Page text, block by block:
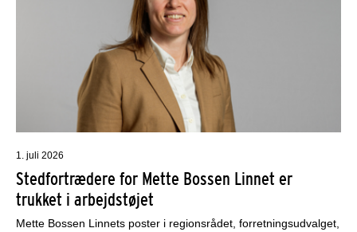
1. juli 2026
Stedfortrædere for Mette Bossen Linnet er
trukket i arbejdstøjet
Mette Bossen Linnets poster i regionsrådet, forretningsudvalget,